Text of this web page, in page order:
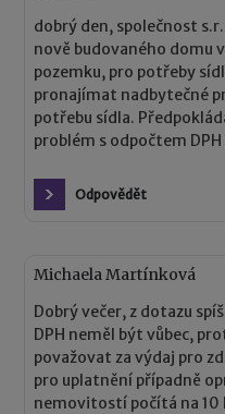
dobrý den, společnost
nově budovaného domu
pozemku, pro potřeby
pronajímat nadbytečné
potřebu sídla.
problém s odpočtem
Odpovědět
Michaela Martínková
Dobrý večer, z dotazu
DPH neměl být vůbec,
považovat za výdaj pro
pro uplatnění případně
nemovitostí počítá na 10